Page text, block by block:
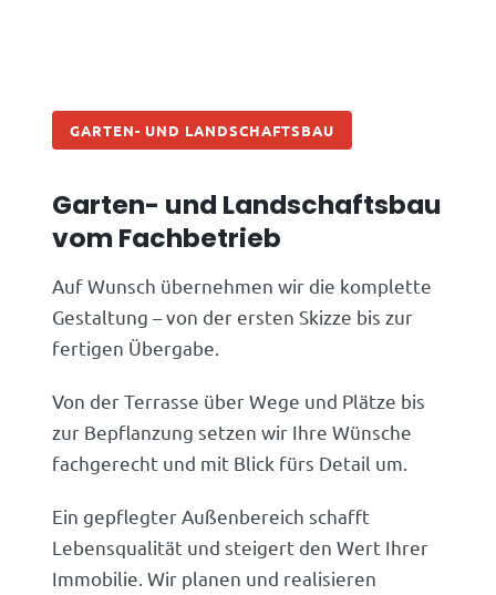
GARTEN- UND LANDSCHAFTSBAU
Garten- und Landschaftsbau
vom Fachbetrieb
Auf Wunsch übernehmen wir die komplette
Gestaltung – von der ersten Skizze bis zur
fertigen Übergabe.
Von der Terrasse über Wege und Plätze bis
zur Bepflanzung setzen wir Ihre Wünsche
fachgerecht und mit Blick fürs Detail um.
Ein gepflegter Außenbereich schafft
Lebensqualität und steigert den Wert Ihrer
Immobilie. Wir planen und realisieren